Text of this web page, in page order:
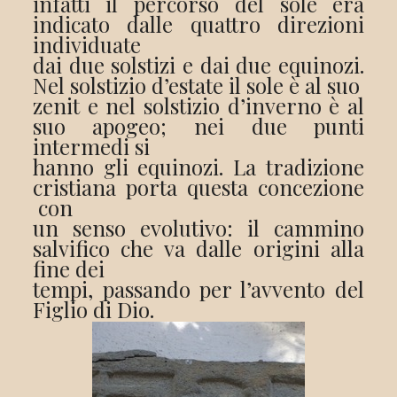
indicato dalle quattro direzioni
individuate
dai due solstizi e dai due equinozi.
Nel solstizio d’estate il sole è al suo
zenit e nel solstizio d’inverno è al
suo apogeo; nei due punti
intermedi si
hanno gli equinozi. La tradizione
cristiana porta questa concezione
con
un senso evolutivo: il cammino
salvifico che va dalle origini alla
fine dei
tempi, passando per l’avvento del
Figlio di Dio.